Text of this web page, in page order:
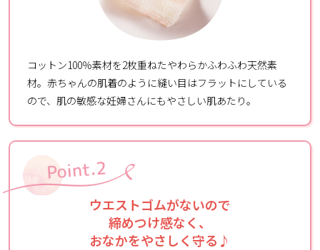
コットン100％素材を2枚重ねたやわらかふわふわ天然素
材。赤ちゃんの肌着のように縫い目はフラットにしている
ので、肌の敏感な妊婦さんにもやさしい肌あたり。
ウエストゴムがないので
締めつけ感なく、
おなかをやさしく守る♪